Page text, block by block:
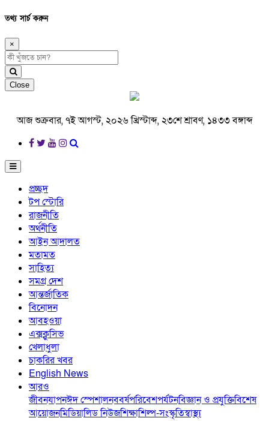
তথ্য সার্চ করুন
×
Close
আজ শুক্রবার, ৭ই আগস্ট, ২০২৬ খ্রিস্টাব্দ, ২৩শে শ্রাবণ, ১৪৩৩ বঙ্গাব্দ
প্রচ্ছদ
টপ স্টোরি
রাজনীতি
অর্থনীতি
আইন আদালত
মতামত
সাহিত্য
সমগ্র দেশ
আন্তর্জাতিক
বিনোদন
আবহওয়া
এক্সক্লুসিভ
খেলাধুলা
চাকরির খবর
English News
আরও
জীবনযাপনঈদ স্পেশালনববর্ষপরিবেশপর্যটনবিজ্ঞান ও প্রযুক্তিবিশেষ
আয়োজনমিডিয়ালিড নিউজশিক্ষাশিল্প-সংস্কৃতিস্বাস্থ্য